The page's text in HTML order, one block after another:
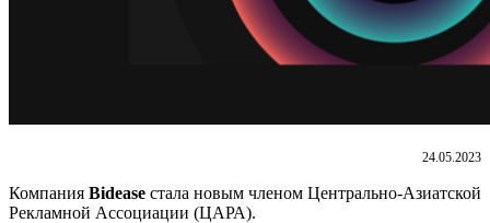
24.05.2023
Компания Bidease стала новым членом Центрально-Азиатской
Рекламной Ассоциации (ЦАРА).